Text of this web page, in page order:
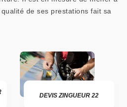
de ses prestations fait sa
DEVIS ZINGUEUR 22